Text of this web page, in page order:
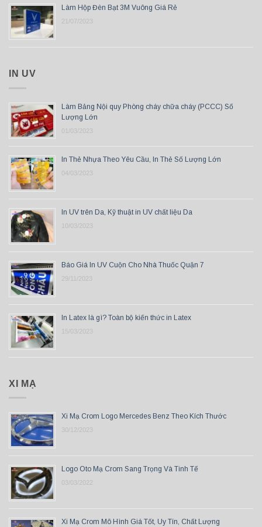
Làm Hộp Đèn Bạt 3M Vuông Giá Rẻ
21/07/2023
IN UV
Làm Bảng Nội quy Phòng cháy chữa cháy (PCCC) Số
Lượng Lớn
01/03/2023
In Thẻ Nhựa Theo Yêu Cầu, In Thẻ Số Lượng Lớn
04/03/2023
In UV trên Da, Kỹ thuật in UV chất liệu Da
10/03/2023
Báo Giá In UV Cuộn Cho Nhà Thuốc Quận 7
29/11/2023
In Latex là gì? Toàn bộ kiến thức in Latex
15/03/2023
XI MẠ
Xi Mạ Crom Logo Mercedes Benz Theo Kích Thước
30/12/2023
Logo Oto Mạ Crom Sang Trọng Và Tinh Tế
03/03/2022
Xi Mạ Crom Mô Hình Giá Tốt, Uy Tín, Chất Lượng